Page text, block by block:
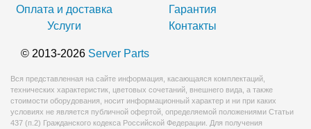
Оплата и доставка
Гарантия
Услуги
Контакты
© 2013-2026 Server Parts
Вся представленная на сайте информация, касающаяся комплектаций,
технических характеристик, цветовых сочетаний, внешнего вида, а также
стоимости оборудования, носит информационный характер и ни при каких
условиях не является публичной офертой, определяемой положениями Статьи
437 (п.2) Гражданского кодекса Российской Федерации. Для получения